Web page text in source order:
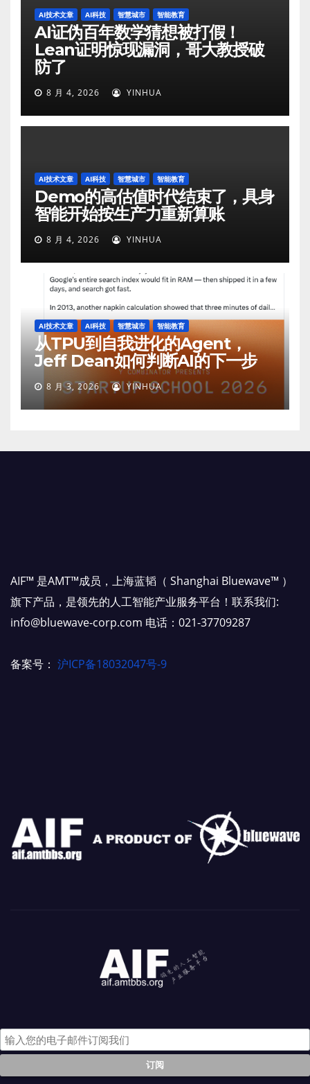
AI技术文章 AI科技 智慧城市 智能教育
AI证伪百年数学猜想被打假！
Lean证明惊现漏洞，哥大教授破
防了
8 月 4, 2026 YINHUA
AI技术文章 AI科技 智慧城市 智能教育
Demo的高估值时代结束了，具身
智能开始按生产力重新算账
8 月 4, 2026 YINHUA
AI技术文章 AI科技 智慧城市 智能教育
从TPU到自我进化的Agent，
Jeff Dean如何判断AI的下一步
8 月 3, 2026 YINHUA
AIF™ 是AMT™成员，上海蓝韬（ Shanghai Bluewave™ ）
旗下产品，是领先的人工智能产业服务平台！联系我们:
info@bluewave-corp.com 电话：021-37709287
备案号： 沪ICP备18032047号-9